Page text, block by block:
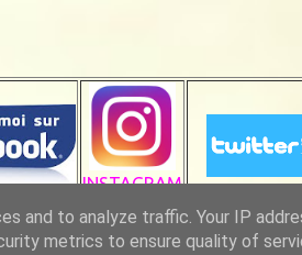
INSTAGRAM
and to analyze traffic. Your IP
metrics to ensure quality of